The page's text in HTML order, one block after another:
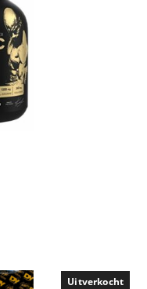
Uitverkocht